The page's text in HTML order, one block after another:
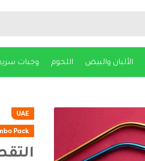
الألبان والبيض اللحوم وجبات
UAE
Pack